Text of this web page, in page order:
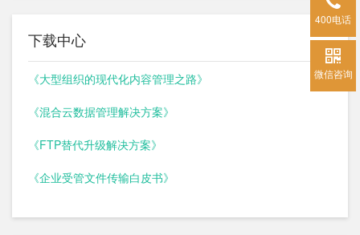
下载中心
《大型组织的现代化内容管理之路》
《混合云数据管理解决方案》
《FTP替代升级解决方案》
《企业受管文件传输白皮书》
400电话
微信咨询